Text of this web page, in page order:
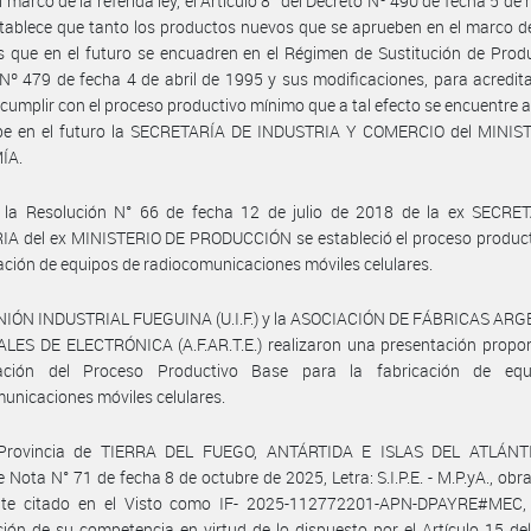
que tanto los productos nuevos que se aprueben en el marco
que en el futuro se encuadren en el Régimen de Sustitución de
479 de fecha 4 de abril de 1995 y sus modificaciones, para
con el proceso productivo mínimo que a tal efecto se encuentre
en el futuro la SECRETARÍA DE INDUSTRIA Y COMERCIO del
Resolución N° 66 de fecha 12 de julio de 2018 de la ex
del ex MINISTERIO DE PRODUCCIÓN se estableció el proceso
de equipos de radiocomunicaciones móviles celulares.
INDUSTRIAL FUEGUINA (U.I.F.) y la ASOCIACIÓN DE FÁBRICAS
DE ELECTRÓNICA (A.F.AR.T.E.) realizaron una presentación
del Proceso Productivo Base para la fabricación de
móviles celulares.
de TIERRA DEL FUEGO, ANTÁRTIDA E ISLAS DEL
Nota N° 71 de fecha 8 de octubre de 2025, Letra: S.I.P.E. - M.P.yA.,
citado en el Visto como IF- 2025-112772201-APN-